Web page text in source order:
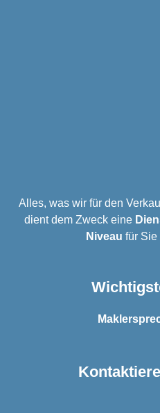
Alles, was wir für den
dient dem Zweck eine
Niveau für Sie